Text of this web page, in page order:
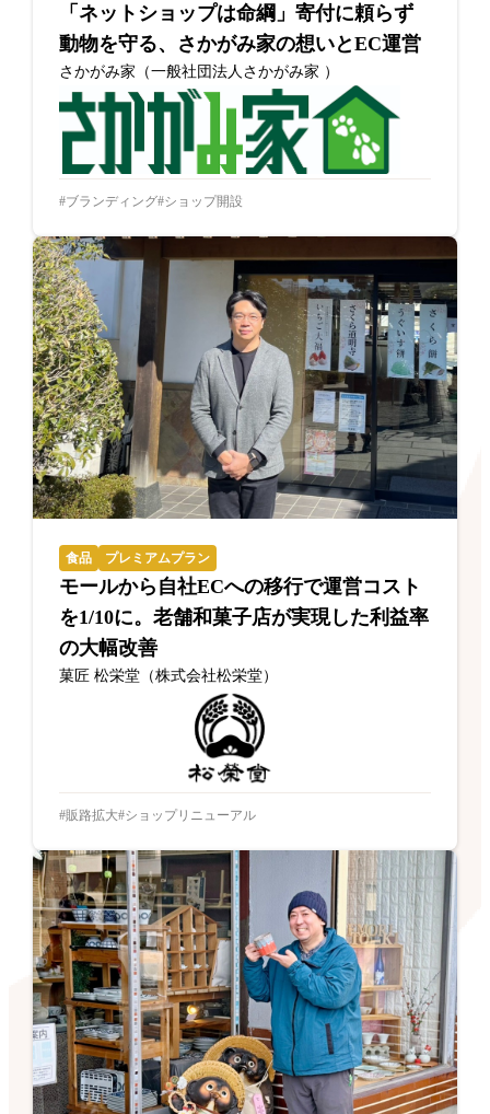
「ネットショップは命綱」寄付に頼らず
動物を守る、さかがみ家の想いとEC運営
さかがみ家（一般社団法人さかがみ家 ）
ブランディング ショップ開設
食品 プレミアムプラン
モールから自社ECへの移行で運営コスト
を1/10に。老舗和菓子店が実現した利益率
の大幅改善
菓匠 松栄堂（株式会社松栄堂）
販路拡大 ショップリニューアル